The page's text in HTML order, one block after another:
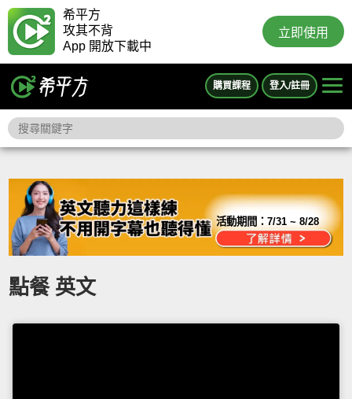
希平方
攻其不背
App 開放下載中
立即使用
購買課程 登入/註冊
活動期間：7/31 ~ 8/28
點餐 英文